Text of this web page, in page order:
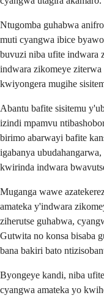
Ntugomba guhabwa
muti cyangwa ibice
buvuzi niba ufite indwara
indwara zikomeye
kwiyongera mugihe
Abantu bafite sisitemu
izindi mpamvu
birimo abarwayi bafite
igabanya
kwirinda indwara
Muganga wawe
amateka y'indwara
ziherutse guhabwa,
Gutwita no konsa bisaba
bana bakiri bato
Byongeye kandi, niba
cyangwa amateka yo